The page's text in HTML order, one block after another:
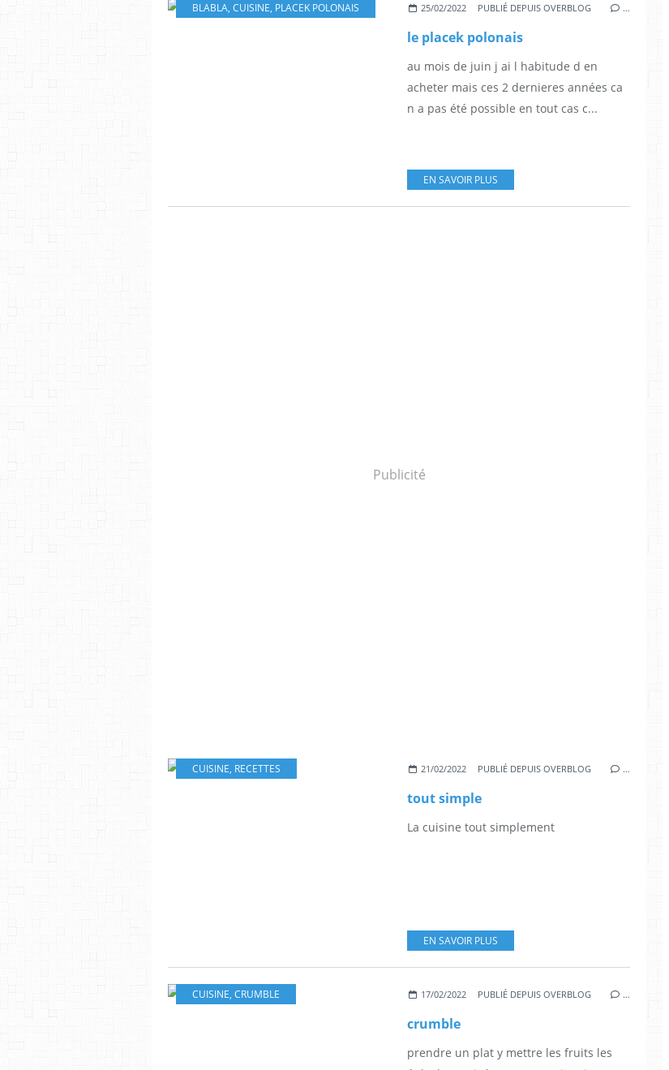
BLABLA, CUISINE, PLACEK POLONAIS 25/02/2022 PUBLIÉ DEPUIS OVERBLOG …
le placek polonais
au mois de juin j ai l habitude d en
acheter mais ces 2 dernieres années ca
n a pas été possible en tout cas c...
EN SAVOIR PLUS
Publicité
CUISINE, RECETTES 21/02/2022 PUBLIÉ DEPUIS OVERBLOG …
tout simple
La cuisine tout simplement
EN SAVOIR PLUS
CUISINE, CRUMBLE 17/02/2022 PUBLIÉ DEPUIS OVERBLOG …
crumble
prendre un plat y mettre les fruits les